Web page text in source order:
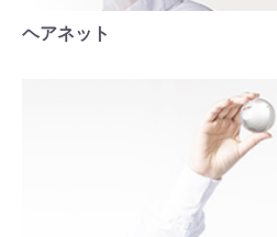
ヘアネット